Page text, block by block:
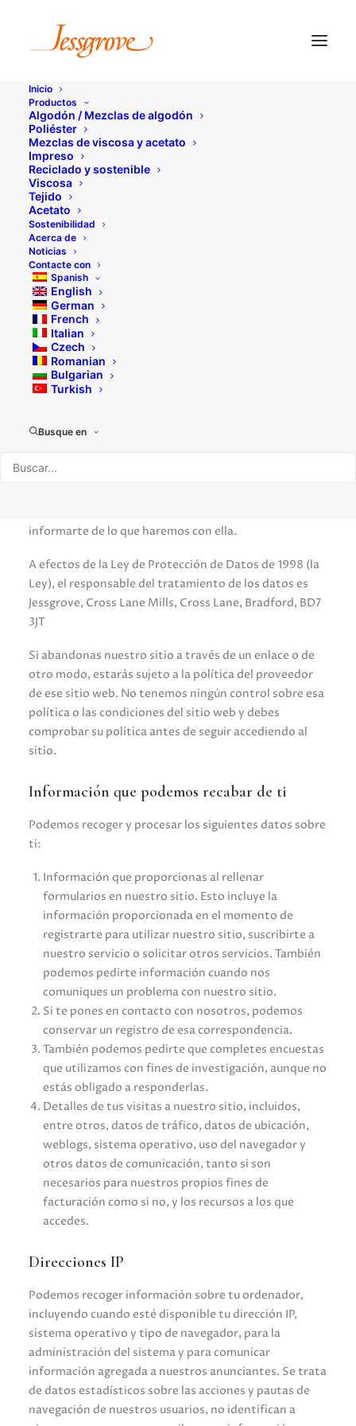
Inicio
Productos
Algodón / Mezclas de algodón
Poliéster
Mezclas de viscosa y acetato
Impreso
Reciclado y sostenible
Viscosa
Tejido
Acetato
Sostenibilidad
Acerca de
Noticias
Contacte con
Spanish
English
German
French
Italian
Czech
Romanian
Bulgarian
Turkish
Busque en
Política de privacidad
El Grupo Jessgrove ("Nosotros") se
compromete a proteger y respetar tu
privacidad.
Esta política establece las bases sobre las que
trataremos los datos personales que recojamos de ti o
que sigue para comprender nuestros puntos de vista y
los trataremos. Guardamos cierta información básica
informarte de lo que haremos con ella.
A efectos de la Ley de Protección de Datos de 1998 (la
Ley), el responsable del tratamiento de los datos es
Jessgrove, Cross Lane Mills, Cross Lane, Bradford, BD7
3JT
Si abandonas nuestro sitio a través de un enlace o de
otro modo, estarás sujeto a la política del proveedor
de ese sitio web. No tenemos ningún control sobre esa
política o las condiciones del sitio web y debes
comprobar su política antes de seguir accediendo al
sitio.
Información que podemos recabar de ti
Podemos recoger y procesar los siguientes datos sobre
ti:
Información que proporcionas al rellenar
formularios en nuestro sitio. Esto incluye la
información proporcionada en el momento de
registrarte para utilizar nuestro sitio, suscribirte a
nuestro servicio o solicitar otros servicios. También
podemos pedirte información cuando nos
comuniques un problema con nuestro sitio.
Si te pones en contacto con nosotros, podemos
conservar un registro de esa correspondencia.
También podemos pedirte que completes encuestas
que utilizamos con fines de investigación, aunque no
estás obligado a responderlas.
Detalles de tus visitas a nuestro sitio, incluidos,
entre otros, datos de tráfico, datos de ubicación,
weblogs, sistema operativo, uso del navegador y
otros datos de comunicación, tanto si son
necesarios para nuestros propios fines de
facturación como si no, y los recursos a los que
accedes.
Direcciones IP
Podemos recoger información sobre tu ordenador,
incluyendo cuando esté disponible tu dirección IP,
sistema operativo y tipo de navegador, para la
administración del sistema y para comunicar
información agregada a nuestros anunciantes. Se trata
de datos estadísticos sobre las acciones y pautas de
navegación de nuestros usuarios, no identifican a